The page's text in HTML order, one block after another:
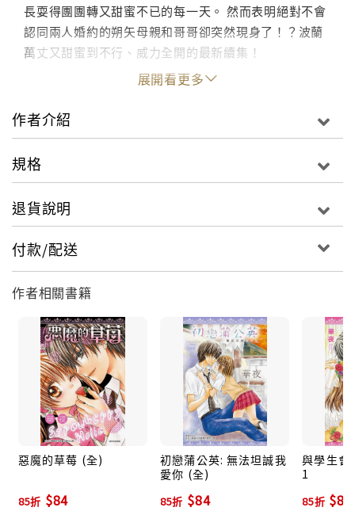
長耍得團團轉又甜蜜不已的每一天。 然而表明絕對不會
認同兩人婚約的朔矢母親和哥哥卻突然現身了！？波蘭
萬丈又甜蜜到不行、威力全開的最新續集！
展開看更多
作者介紹
規格
退貨說明
付款/配送
作者相關書籍
惡魔的草莓 (全)
85折 $84
初戀蒲公英: 無法坦誠我
愛你 (全)
85折 $84
與學生會
1
85折 $84